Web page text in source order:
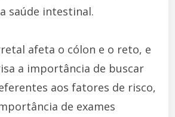
saúde intestinal.
afeta o cólon e o reto, e
a importância de buscar
aos fatores de risco,
de exames